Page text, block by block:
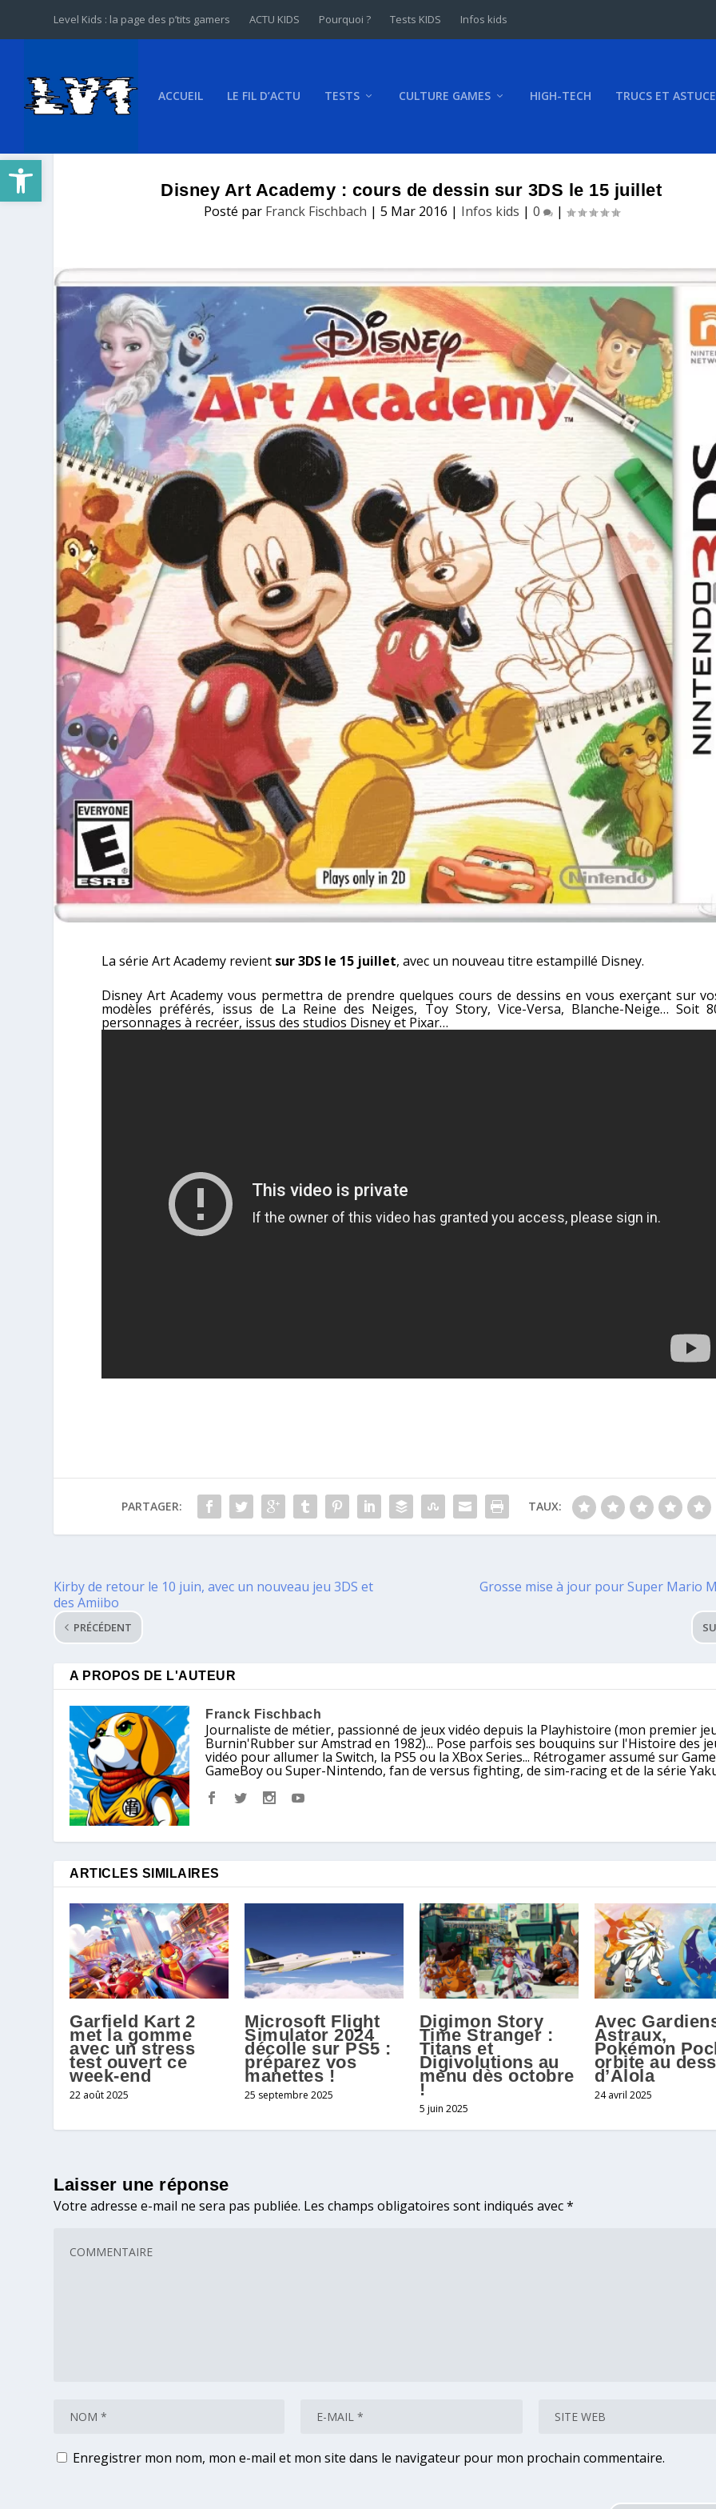
Ouvrir la barre d’outils
Level Kids : la page des p’tits gamers ACTU KIDS Pourquoi ? Tests KIDS Infos kids
ACCUEIL LE FIL D’ACTU TESTS CULTURE GAMES HIGH-TECH TRUCS ET
Disney Art Academy : cours de dessin sur 3DS le 15 juillet
Posté par Franck Fischbach | 5 Mar 2016 | Infos kids | 0 |
La série Art Academy revient sur 3DS le 15 juillet, avec un nouveau titre estampillé Disney.
Disney Art Academy vous permettra de prendre quelques cours de dessins en vous exerçant sur
modèles préférés, issus de La Reine des Neiges, Toy Story, Vice-Versa, Blanche-Neige… Soit
personnages à recréer, issus des studios Disney et Pixar…
PARTAGER: TAUX:
Kirby de retour le 10 juin, avec un nouveau jeu 3DS et
des Amiibo
PRÉCÉDENT
Grosse mise à jour pour Super Mario
A PROPOS DE L'AUTEUR
Franck Fischbach
Journaliste de métier, passionné de jeux vidéo depuis la Playhistoire (mon premier
Burnin'Rubber sur Amstrad en 1982)... Pose parfois ses bouquins sur l'Histoire des
vidéo pour allumer la Switch, la PS5 ou la XBox Series... Rétrogamer assumé sur
GameBoy ou Super-Nintendo, fan de versus fighting, de sim-racing et de la série
ARTICLES SIMILAIRES
Garfield Kart 2
met la gomme
avec un stress
test ouvert ce
week-end
22 août 2025
Microsoft Flight
Simulator 2024
décolle sur PS5 :
préparez vos
manettes !
25 septembre 2025
Digimon Story
Time Stranger :
Titans et
Digivolutions au
menu dès octobre
!
5 juin 2025
Avec
Astraux,
Pokémon
orbite au
d’Alola
24 avril 2025
Laisser une réponse
Votre adresse e-mail ne sera pas publiée. Les champs obligatoires sont indiqués avec*
Enregistrer mon nom, mon e-mail et mon site dans le navigateur pour mon prochain commentaire.